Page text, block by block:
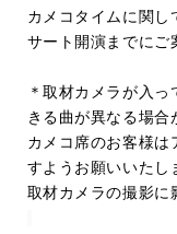
カメコタイムに関し
サート開演までにご
＊取材カメラが入
きる曲が異なる場合
カメコ席のお客様は
すようお願いいたし
取材カメラの撮影に